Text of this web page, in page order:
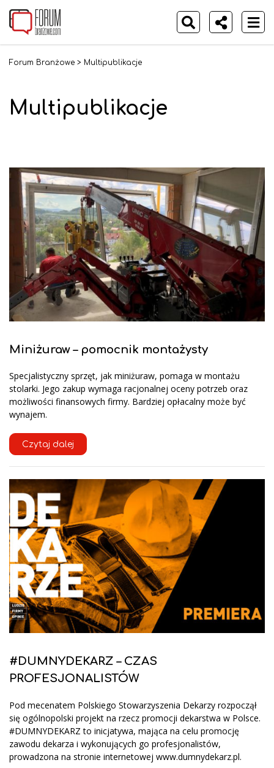
Forum Branżowe > Multipublikacje
Multipublikacje
Miniżuraw – pomocnik montażysty
Specjalistyczny sprzęt, jak miniżuraw, pomaga w montażu
stolarki. Jego zakup wymaga racjonalnej oceny potrzeb oraz
możliwości finansowych firmy. Bardziej opłacalny może być
wynajem.
Czytaj dalej
#DUMNYDEKARZ – CZAS
PROFESJONALISTÓW
Pod mecenatem Polskiego Stowarzyszenia Dekarzy rozpoczął
się ogólnopolski projekt na rzecz promocji dekarstwa w Polsce.
#DUMNYDEKARZ to inicjatywa, mająca na celu promocję
zawodu dekarza i wykonujących go profesjonalistów,
prowadzona na stronie internetowej www.dumnydekarz.pl.